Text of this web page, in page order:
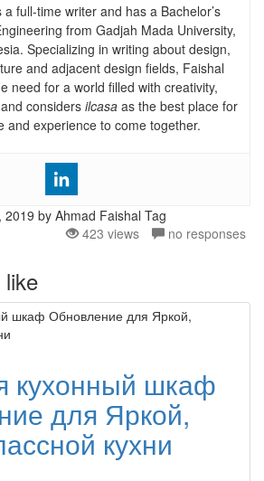
full-time writer and has a Bachelor’s
from Gadjah Mada University,
Specializing in writing about design,
and adjacent design fields, Faishal
need for a world filled with creativity,
considers ilcasaas the best place for
and experience to come together.
2019 by Ahmad Faishal Tag
423 views
no responses
like
кухонный шкаф
для Яркой,
кухни